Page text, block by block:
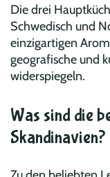
Die drei
Schwedisch und
einzigartigen
geografische und
widerspiegeln.
Was sind die
Skandinavien?